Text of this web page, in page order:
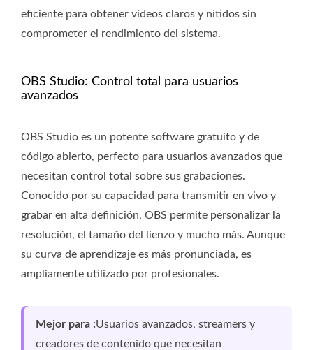
eficiente para obtener vídeos claros y nítidos sin
comprometer el rendimiento del sistema.
OBS Studio: Control total para usuarios
avanzados
OBS Studio es un potente software gratuito y de
código abierto, perfecto para usuarios avanzados que
necesitan control total sobre sus grabaciones.
Conocido por su capacidad para transmitir en vivo y
grabar en alta definición, OBS permite personalizar la
resolución, el tamaño del lienzo y mucho más. Aunque
su curva de aprendizaje es más pronunciada, es
ampliamente utilizado por profesionales.
Mejor para :Usuarios avanzados, streamers y
creadores de contenido que necesitan